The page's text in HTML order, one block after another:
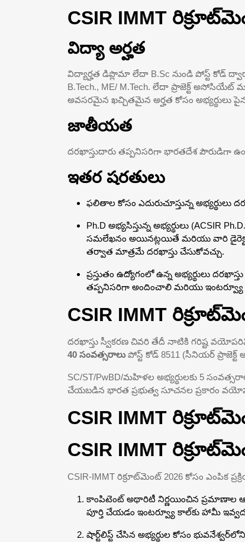
CSIR IMMT
విద్యా అర్హత
విద్యార్హత డిప్లొమా లేదా B.Sc నుండి పోస్ట్ కోడ్ ద్వారా
B.Tech., ME/ M.Tech. లేదా ప్రాజెక్ట్ అసోసియేట్
అవసరమైన ఖచ్చితమైన అర్హత కోసం అభ్యర్థులు
జాతీయత
దరఖాస్తుదారు తప్పనిసరిగా భారతదేశ పౌరుడిగా
ఇతర షరతులు
ఫలితాల కోసం ఎదురుచూస్తున్న అభ్యర్థులు
Ph.D అభ్యసిస్తున్న అభ్యర్థులు
సమలేఖనం అయినట్లయితే మరియు వారి
తర్వాత మాత్రమే దరఖాస్తు చేసుకోవచ్చు.
ప్రస్తుతం ఉద్యోగంలో ఉన్న అభ్యర్థులు
తప్పనిసరిగా అందించాలి మరియు
CSIR IMMT
దరఖాస్తు స్వీకరణ చివరి తేదీ నాటికి గరిష్ట
40 సంవత్సరాలుపోస్ట్ కోడ్ 8511 (సీనియర్
SC/ST/PwBD/మహిళల అభ్యర్థులకు 5
చేయబడిన భారత ప్రభుత్వ సూచనల ప్రకారం
CSIR IMMT
CSIR IMMT
CSIR-IMMT రిక్రూట్‌మెంట్ 2026 కోసం ఎంపిక
కాంపిటెంట్ అథారిటీ నిర్ణయించిన ప్రమాణాల
పూర్తి చేయడం ఇంటర్వ్యూ కాల్‌కు హామీ
షార్ట్‌లిస్ట్ చేసిన అభ్యర్థుల కోసం